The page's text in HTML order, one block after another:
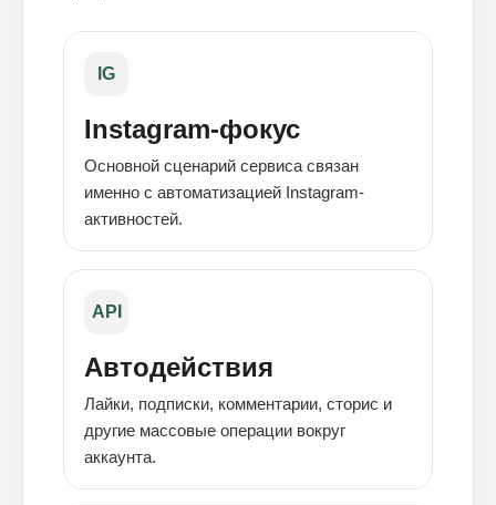
IG
Instagram-фокус
Основной сценарий сервиса связан
именно с автоматизацией Instagram-
активностей.
API
Автодействия
Лайки, подписки, комментарии, сторис и
другие массовые операции вокруг
аккаунта.